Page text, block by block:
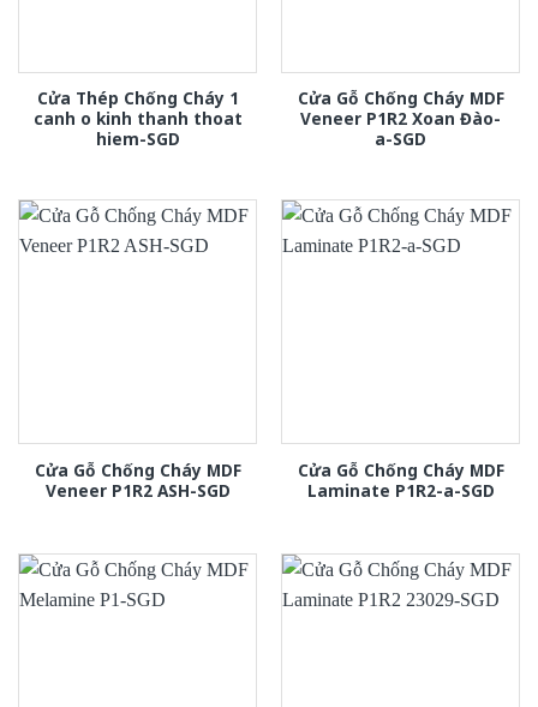
Cửa Thép Chống Cháy 1
canh o kinh thanh thoat
hiem-SGD
Cửa Gỗ Chống Cháy MDF
Veneer P1R2 Xoan Đào-
a-SGD
Cửa Gỗ Chống Cháy MDF
Veneer P1R2 ASH-SGD
Cửa Gỗ Chống Cháy MDF
Laminate P1R2-a-SGD